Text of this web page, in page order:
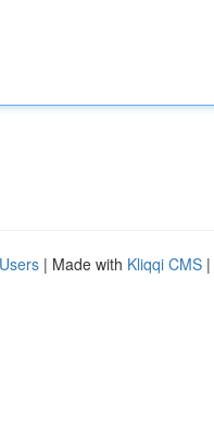
| Made with Kliqqi CMS |